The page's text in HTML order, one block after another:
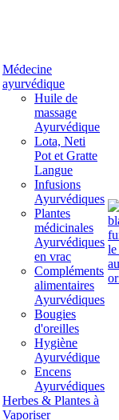
Médecine
ayurvédique
Huile de
massage
Ayurvédique
Lota, Neti
Pot et Gratte
Langue
Infusions
Ayurvédiques
Plantes
médicinales
Ayurvédiques
en vrac
Compléments
alimentaires
Ayurvédiques
Bougies
d'oreilles
Hygiène
Ayurvédique
Encens
Ayurvédiques
Herbes & Plantes à
Vaporiser